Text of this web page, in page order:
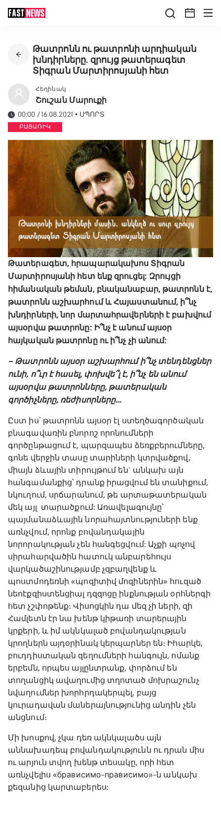
Թատրոնն ու թատրոնի արդիական
խնդիրները. զրույց թատերագետ
Տիգրան Մարտիրոսյանի հետ
Հեղինակ
Շուշան Մարուքի
00:00 / 16.08.2021 • ՍՊՈՐՏ
ԲԱՑԱՌԻԿ
Թատերագետ, հրապարակախոս Տիգրան
Մարտիրոսյանի հետ ենք զրուցել: Զրույցի
հիմանական թեման, բնականաբար, թատրոնն է,
թատրոնն աշխարհում և Հայաստանում, ի՞նչ
խնդիրների, նոր մարտահրավերների է բախվում
այսօրվա թատրոնը: Ի՞նչ է անում այսօր
հայկական թատրոնը ու ի՞նչ չի անում:
– Թատրոնն այսօր աշխարհում ի՞նչ տենդենցներ
ունի, ո՞ւր է հասել, փոխվե՞լ է, ի՞նչ են անում
այսօրվա թատրոնները, թատերական
գործիչները, ռեժիսորները…
Ըստ իս՝ թատրոնն այսօր էլ ստեղծագործական
բնագավառին բնորոշ որոնումների
գործընթացում է, պարզապես ձեռքբերումները,
գոնե վերջին տասը տարիների կտրվածքով,
միայն ձևային տիրույթում են` անկախ այն
հանգամանքից՝ դրանք իրացվում են տանիքում,
նկուղում, սրճարանում, թե արտաթատերական
մեկ այլ տարածքում: Առավելագույնը՝
պայմանաձևային նորահայտնություների ենք
առնչվում, որոնք բովանդակային
նորորակության չեն հանգեցվում: Աչքի պոչով
սիրահարվածին հատուկ անբարեհույս
վարկածաշինությամբ չզբաղվենք և
պոստմոդեռնի «պոզիտիվ մոզիներին» հուզած
նեոէքզիստենցիալ դզզոցը ինքնության օրհներգի
հետ չշփոթենք։ Վիսոցկին դա մեզ չի ների, զի
Համլետն էր նա խենթ կիթառի տարերային
կրքերի, և իմ ակնկալած բովանդակության
կրողներն այդօրինակ կերպարներ են։ Իհարկե,
բուդդիստական զեղումների հանգույն, ոմանք
երբեմն, որպես այլընտրանք, փորձում են
տողանցիկ ավաղումից տղոտած մոխրաշունչ
նվաղումներ խորհրդակերպել, բայց
կուրադավան մաներայնությունից անդին չեն
անցնում։
Մի խոսքով, չկա դեռ ակնկալածս այն
աննախադեպ բովանդակությունն ու դրան միս
ու արյուն տվող խենթ տեսակը, որի հետ
առնչվելիս «брависимо-прависимо»-ն անկախ
քեզանից կարտաբերես: